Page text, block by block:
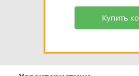
Купить